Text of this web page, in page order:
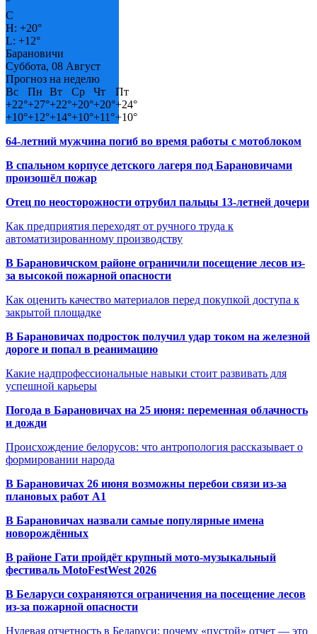
C
H: +20°
L: +12°
Барановичи
Суббота, 08 Август
Прогноз на неделю
Вс
Пн Вт Ср Чт
Пт
+22°+27°+22°+20°+20°+24°
+10°+12°+14°+10°+11°+10°
64-летний мужчина погиб во время работы с мотоблоком
В спальном корпусе детского лагеря под Барановичами
произошёл пожар
Отец по неосторожности отрубил пальцы 13-летней дочери
Как предприятия переходят от ручного труда к
автоматизированному производству
В Барановичском районе ограничили посещение лесов из-
за высокой пожарной опасности
Как оценить качество материалов перед покупкой доступа к
закрытой площадке
В Барановичах подросток получил удар током на железной
дороге и попал в реанимацию
Какие надпрофессиональные навыки стоит развивать для
успешной карьеры
Погода в Барановичах на 25 июня: переменная облачность
и дожди
Происхождение белорусов: что антропология рассказывает о
формировании народа
В Барановичах 26 июня возможны перебои связи из-за
плановых работ A1
В Барановичах назвали самые популярные имена
новорождённых
В районе Гати пройдёт крупный мото-музыкальный
фестиваль MotoFestWest 2026
В Беларуси сохраняются ограничения на посещение лесов
из-за пожарной опасности
Нулевая отчетность в Беларуси: почему «пустой» отчет — это